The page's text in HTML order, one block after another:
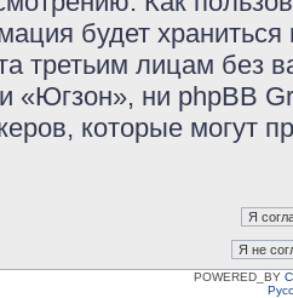
будет
третьим лицам без
«Югзон», ни phpBB
которые могут
POWERED_BY